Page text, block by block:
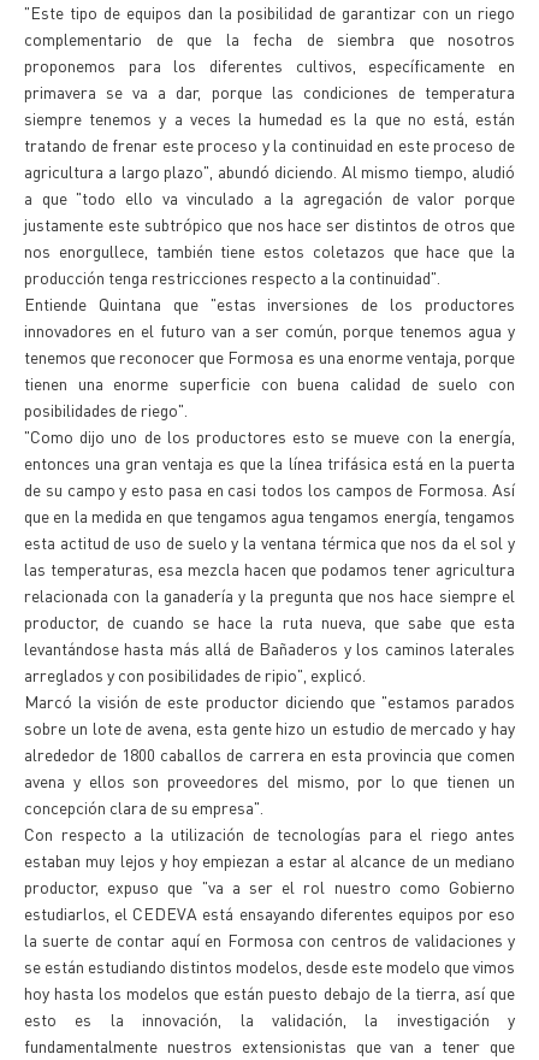
"Este tipo de equipos dan la posibilidad de garantizar con un riego
complementario de que la fecha de siembra que nosotros
proponemos para los diferentes cultivos, específicamente en
primavera se va a dar, porque las condiciones de temperatura
siempre tenemos y a veces la humedad es la que no está, están
tratando de frenar este proceso y la continuidad en este proceso de
agricultura a largo plazo", abundó diciendo. Al mismo tiempo, aludió
a que "todo ello va vinculado a la agregación de valor porque
justamente este subtrópico que nos hace ser distintos de otros que
nos enorgullece, también tiene estos coletazos que hace que la
producción tenga restricciones respecto a la continuidad".
Entiende Quintana que "estas inversiones de los productores
innovadores en el futuro van a ser común, porque tenemos agua y
tenemos que reconocer que Formosa es una enorme ventaja, porque
tienen una enorme superficie con buena calidad de suelo con
posibilidades de riego".
"Como dijo uno de los productores esto se mueve con la energía,
entonces una gran ventaja es que la línea trifásica está en la puerta
de su campo y esto pasa en casi todos los campos de Formosa. Así
que en la medida en que tengamos agua tengamos energía, tengamos
esta actitud de uso de suelo y la ventana térmica que nos da el sol y
las temperaturas, esa mezcla hacen que podamos tener agricultura
relacionada con la ganadería y la pregunta que nos hace siempre el
productor, de cuando se hace la ruta nueva, que sabe que esta
levantándose hasta más allá de Bañaderos y los caminos laterales
arreglados y con posibilidades de ripio", explicó.
Marcó la visión de este productor diciendo que "estamos parados
sobre un lote de avena, esta gente hizo un estudio de mercado y hay
alrededor de 1800 caballos de carrera en esta provincia que comen
avena y ellos son proveedores del mismo, por lo que tienen un
concepción clara de su empresa".
Con respecto a la utilización de tecnologías para el riego antes
estaban muy lejos y hoy empiezan a estar al alcance de un mediano
productor, expuso que "va a ser el rol nuestro como Gobierno
estudiarlos, el CEDEVA está ensayando diferentes equipos por eso
la suerte de contar aquí en Formosa con centros de validaciones y
se están estudiando distintos modelos, desde este modelo que vimos
hoy hasta los modelos que están puesto debajo de la tierra, así que
esto es la innovación, la validación, la investigación y
fundamentalmente nuestros extensionistas que van a tener que